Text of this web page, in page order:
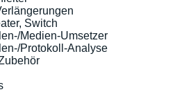
Switch
Medien-Umsetzer
Protokoll-Analyse